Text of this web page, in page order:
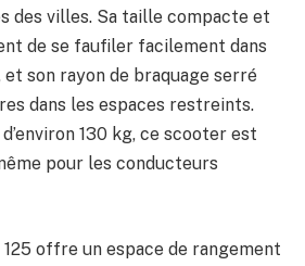
des villes. Sa taille compacte et
de se faufiler facilement dans
son rayon de braquage serré
dans les espaces restreints.
130 kg, ce scooter est
pour les conducteurs
125 offre un espace de rangement